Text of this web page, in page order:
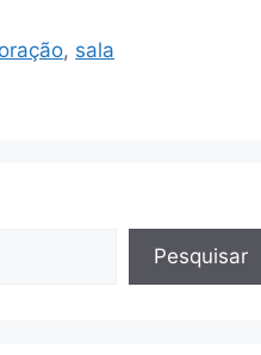
, sala
Pesquisar